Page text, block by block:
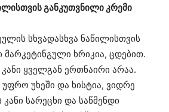
განკუთვნილი კრემი
სხვადასხვა ნაწილისთვის
მარკეტინგული ხრიკია, ცდებით.
ყველგან ერთნაირი არაა.
უხეში და ხისტია, ვიდრე
კანი სარეცხი და საწმენდი